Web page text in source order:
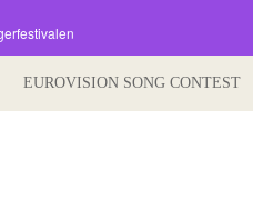
EUROVISION SONG CONTEST